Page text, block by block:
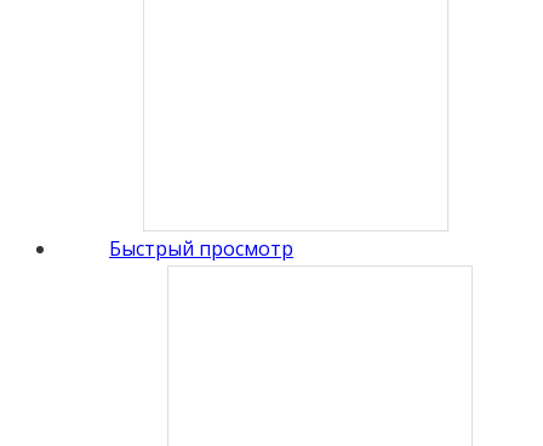
Быстрый просмотр